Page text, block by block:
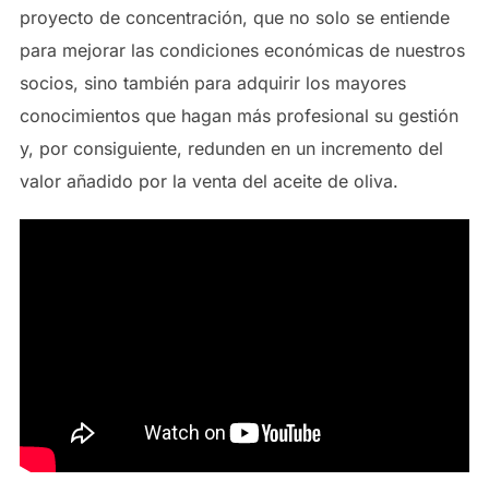
proyecto de concentración, que no solo se entiende
para mejorar las condiciones económicas de nuestros
socios, sino también para adquirir los mayores
conocimientos que hagan más profesional su gestión
y, por consiguiente, redunden en un incremento del
valor añadido por la venta del aceite de oliva.